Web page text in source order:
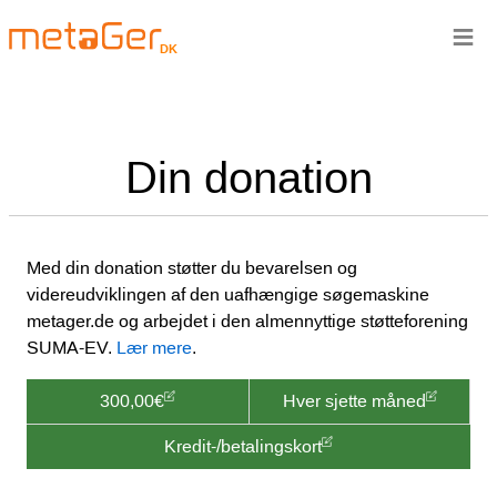
DK
Din donation
Med din donation støtter du bevarelsen og
videreudviklingen af den uafhængige søgemaskine
metager.de og arbejdet i den almennyttige støtteforening
SUMA-EV. Lær mere.
300,00€ Hver sjette måned
Kredit-/betalingskort
≡